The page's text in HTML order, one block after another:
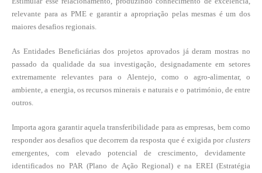
relevante para as PME e garantir a apropriação pelas mesmas é um dos
maiores desafios regionais.
As Entidades Beneficiárias dos projetos aprovados já deram mostras no
passado da qualidade da sua investigação, designadamente em setores
extremamente relevantes para o Alentejo, como o agro-alimentar, o
ambiente, a energia, os recursos minerais e naturais e o património, de entre
outros.
Importa agora garantir aquela transferibilidade para as empresas, bem como
responder aos desafios que decorrem da resposta que é exigida por clusters
emergentes, com elevado potencial de crescimento, devidamente
identificados no PAR (Plano de Ação Regional) e na EREI (Estratégia